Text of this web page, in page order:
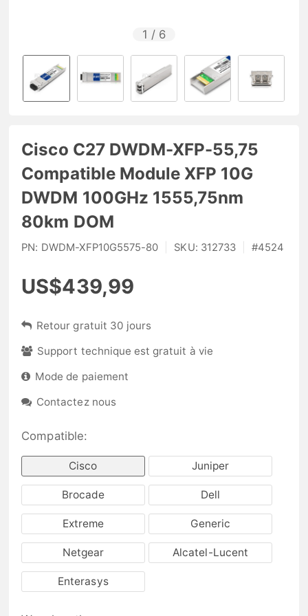
1 / 6
Cisco C27 DWDM-XFP-55,75
Compatible Module XFP 10G
DWDM 100GHz 1555,75nm
80km DOM
PN: DWDM-XFP10G5575-80 SKU: 312733 #4524
US$439,99
Retour gratuit 30 jours
Support technique est gratuit à vie
Mode de paiement
Contactez nous
Compatible:
Cisco Juniper
Brocade Dell
Extreme Generic
Netgear Alcatel-Lucent
Enterasys